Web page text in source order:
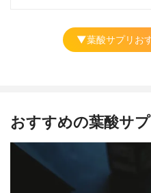
▼葉酸サプリお
おすすめの葉酸サ